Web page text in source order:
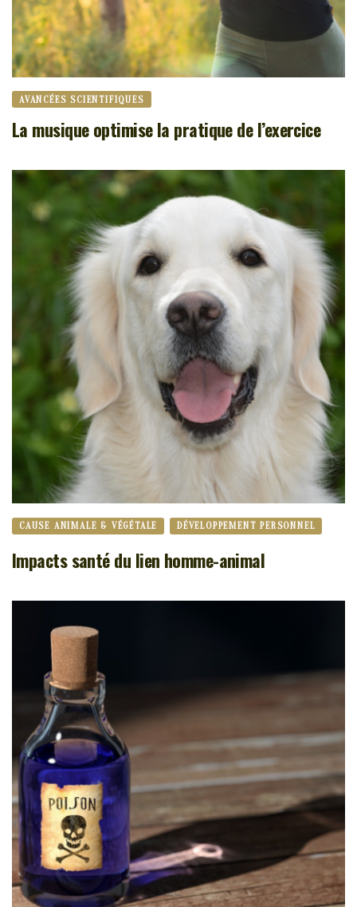
AVANCÉES SCIENTIFIQUES
La musique optimise la pratique de l’exercice
CAUSE ANIMALE & VÉGÉTALE DÉVELOPPEMENT PERSONNEL
Impacts santé du lien homme-animal